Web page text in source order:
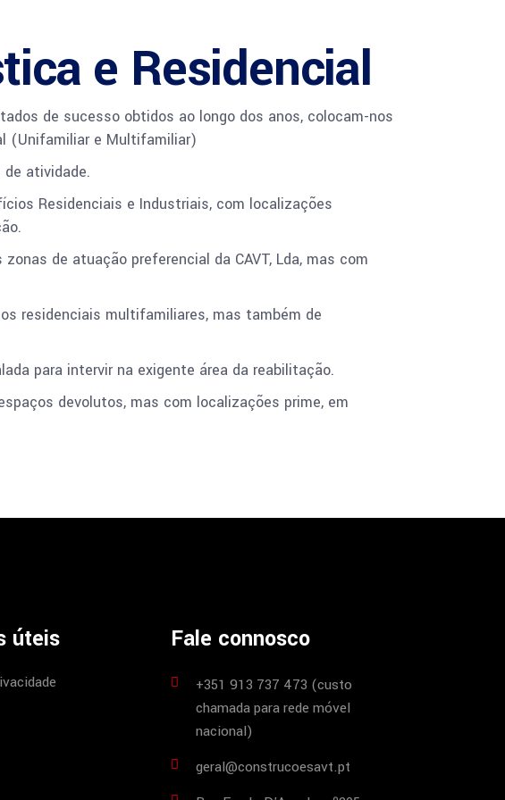
e Residencial
de sucesso obtidos ao longo dos anos, colocam-nos
(Unifamiliar e Multifamiliar)
atividade.
Residenciais e Industriais, com localizações
de atuação preferencial da CAVT, Lda, mas com
residenciais multifamiliares, mas também de
para intervir na exigente área da reabilitação.
devolutos, mas com localizações prime, em
úteis Fale connosco
+351 913 737 473 (custo
chamada para rede móvel
nacional)
geral@construcoesavt.pt